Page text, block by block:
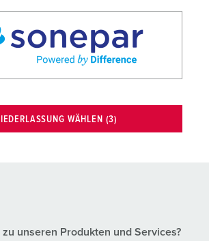
WÄHLEN (3)
unseren Produkten und Services?